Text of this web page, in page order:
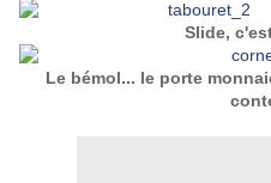
Slide,
Le bémol... le porte